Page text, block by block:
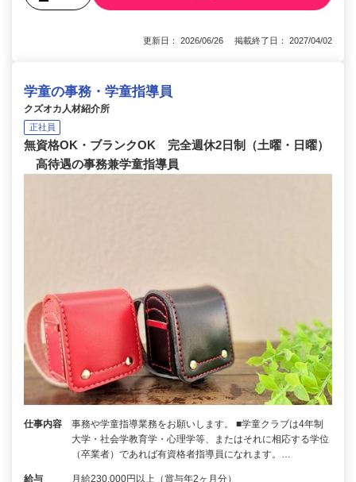
更新日： 2026/06/26 掲載終了日： 2027/04/02
学童の事務・学童指導員
クズオカ人材紹介所
正社員
無資格OK・ブランクOK 完全週休2日制（土曜・日曜）
高待遇の事務兼学童指導員
仕事内容
事務や学童指導業務をお願いします。 ■学童クラブは4年制
大学・社会学教育学・心理学等、またはそれに相応する学位
（卒業者）であれば有資格者指導員になれます。…
給与 月給230,000円以上（賞与年2ヶ月分）